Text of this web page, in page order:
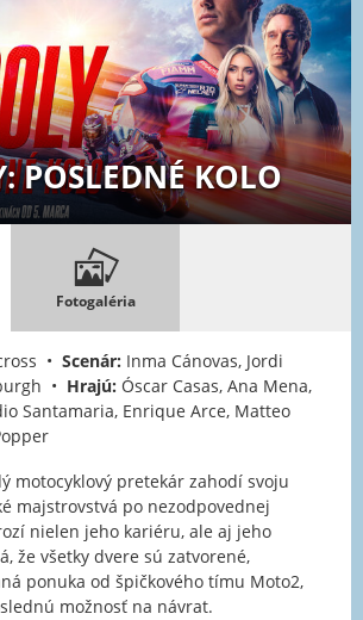
POSLEDNÉ KOLO
Fotogaléria
• Scenár: Inma Cánovas, Jordi
• Hrajú: Óscar Casas, Ana Mena,
Santamaria, Enrique Arce, Matteo
motocyklový pretekár zahodí svoju
majstrovstvá po nezodpovednej
nielen jeho kariéru, ale aj jeho
že všetky dvere sú zatvorené,
ponuka od špičkového tímu Moto2,
možnosť na návrat.